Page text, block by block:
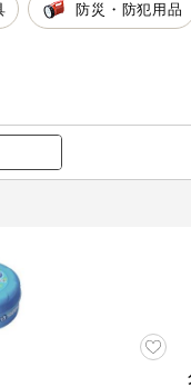
防災・防犯用品